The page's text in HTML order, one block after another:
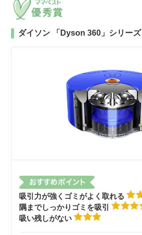
ダイソン 「Dyson 360」シリーズ
吸引力が強くゴミがよく取れる
隅までしっかりゴミを吸引
吸い残しがない